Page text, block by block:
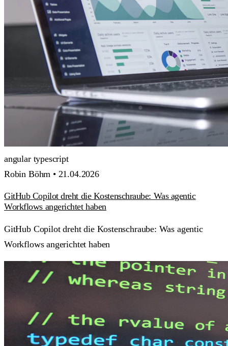
angular typescript
Robin Böhm • 21.04.2026
GitHub Copilot dreht die Kostenschraube: Was agentic
Workflows angerichtet haben
GitHub Copilot dreht die Kostenschraube: Was agentic
Workflows angerichtet haben